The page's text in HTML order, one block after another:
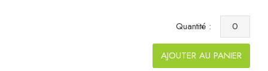
Quantité :
AJOUTER AU PANIER